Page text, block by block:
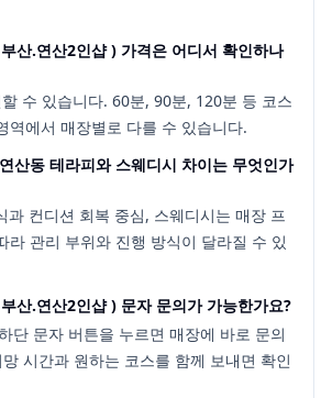
산.연산2인샵 ) 가격은 어디서 확인하나
수 있습니다. 60분, 90분, 120분 등 코스
역에서 매장별로 다를 수 있습니다.
산동 테라피와 스웨디시 차이는 무엇인가
과 컨디션 회복 중심, 스웨디시는 매장 프
라 관리 부위와 진행 방식이 달라질 수 있
산.연산2인샵 ) 문자 문의가 가능한가요?
단 문자 버튼을 누르면 매장에 바로 문의
시간과 원하는 코스를 함께 보내면 확인